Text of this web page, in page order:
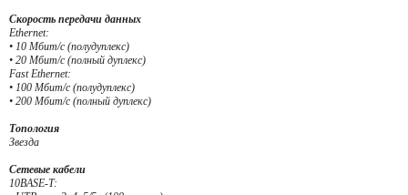
Скорость передачи данных
Ethernet:
• 10 Мбит/с (полудуплекс)
• 20 Мбит/с (полный дуплекс)
Fast Ethernet:
• 100 Мбит/с (полудуплекс)
• 200 Мбит/с (полный дуплекс)
Топология
Звезда
Сетевые кабели
10BASE-T: